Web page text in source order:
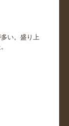
い。盛り上